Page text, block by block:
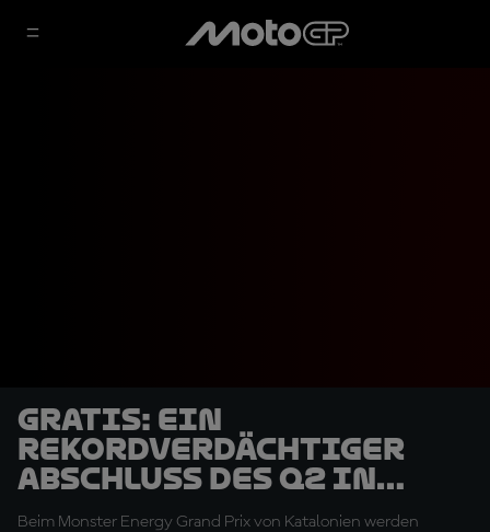
GRATIS: Ein
rekordverdächtiger
Abschluss des Q2 in
Barcelona
Beim Monster Energy Grand Prix von Katalonien werden